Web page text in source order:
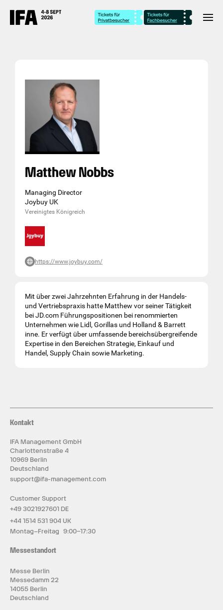
Matthew Nobbs
Managing Director
Joybuy UK
Vereinigtes Königreich
https://www.joybuy.com/
Mit über zwei Jahrzehnten Erfahrung in der Handels-
und Vertriebspraxis hatte Matthew vor seiner Tätigkeit
bei JD.com Führungspositionen bei renommierten
Unternehmen wie Lidl, Gorillas und Holland & Barrett
inne. Er verfügt über umfassende bereichsübergreifende
Expertise in den Bereichen Strategie, Einkauf und
Handel, Supply Chain sowie Marketing.
Kontakt
IFA Management GmbH
Charlottenstraße 4
10969 Berlin
Deutschland
support@ifa-management.com
Customer Support
+49 3021927601 DE
+44 1514 531 904 UK
Montag–Freitag 9:00–17:30
Messestandort
Messe Berlin
Messedamm 22
14055 Berlin
Deutschland